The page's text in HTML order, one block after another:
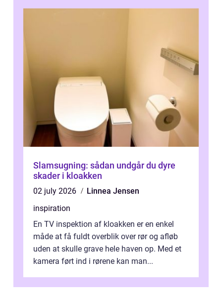
Slamsugning: sådan undgår du dyre
skader i kloakken
02 july 2026
Linnea Jensen
inspiration
En TV inspektion af kloakken er en enkel
måde at få fuldt overblik over rør og afløb
uden at skulle grave hele haven op. Med et
kamera ført ind i rørene kan man...